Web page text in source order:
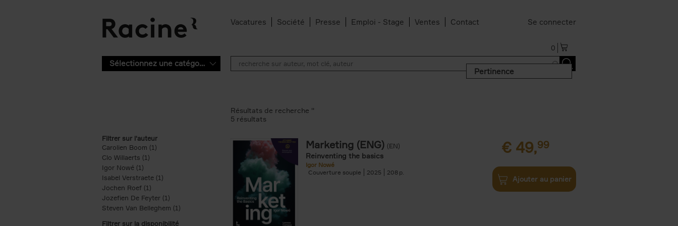
Vacatures Société Presse Emploi - Stage Ventes Contact Se connecter
0
Sélectionnez une catégorie
Pertinence
Filtrer sur l'auteur
Carolien Boom (1)
Clo Willaerts (1)
Igor Nowé (1)
Isabel Verstraete (1) Apply Isabel Verstraete filter
Jochen Roef (1)
Jozefien De Feyter (1) Apply Jozefien De Feyter filter
Steven Van Belleghem (1) Apply Steven Van Belleghem filter
Filtrer sur la disponibilité
Résultats de recherche ''
5 résultats
Marketing (ENG) (EN)
Reinventing the basics
Igor Nowé
Couverture souple
2025 208
€ 49,99
Ajouter au panier